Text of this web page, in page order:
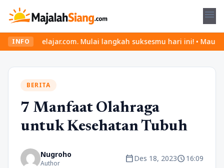
menu
INFO Mulai langkah suksesmu hari ini! • Mau lulus?
BERITA
7 Manfaat Olahraga
untuk Kesehatan Tubuh
Nugroho
Author calendar_todayDes 18, 2023schedule16:09